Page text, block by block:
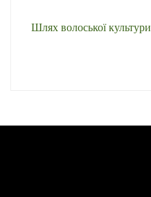
Шлях волоської культури